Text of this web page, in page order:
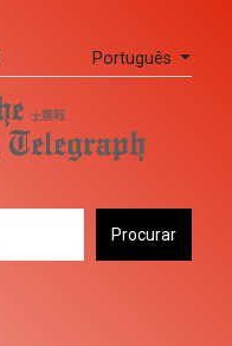
Português
Procurar